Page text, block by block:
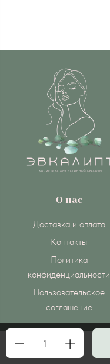
1
О нас
Доставка и оплата
Контакты
Политика
конфиденциальности
Пользовательское
соглашение